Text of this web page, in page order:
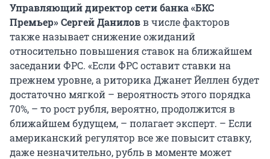
Управляющий директор сети банка «БКС
Премьер» Сергей Даниловв числе факторов
также называет снижение ожиданий
относительно повышения ставок на ближайшем
заседании ФРС. «Если ФРС оставит ставки на
прежнем уровне, а риторика Джанет Йеллен будет
достаточно мягкой – вероятность этого порядка
70%, – то рост рубля, вероятно, продолжится в
ближайшем будущем, – полагает эксперт. – Если
американский регулятор все же повысит ставку,
даже незначительно, рубль в моменте может